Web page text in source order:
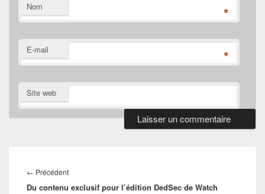
Nom *
E-mail *
Site web
de
l’article
← PrécédentArticle
précédent :
Du contenu exclusif pour l’édition DedSec de Watch